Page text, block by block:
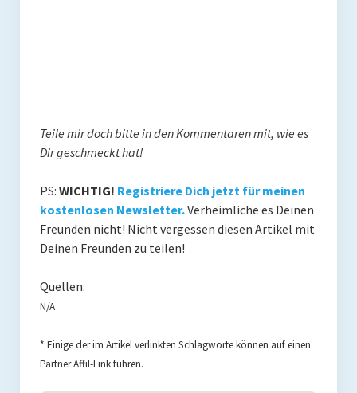
Teile mir doch bitte in den Kommentaren mit, wie es
Dir geschmeckt hat!
PS: WICHTIG! Registriere Dich jetzt für meinen
kostenlosen Newsletter.Verheimliche es Deinen
Freunden nicht! Nicht vergessen diesen Artikel mit
Deinen Freunden zu teilen!
Quellen:
N/A
* Einige der im Artikel verlinkten Schlagworte können auf einen
Partner Affil-Link führen.